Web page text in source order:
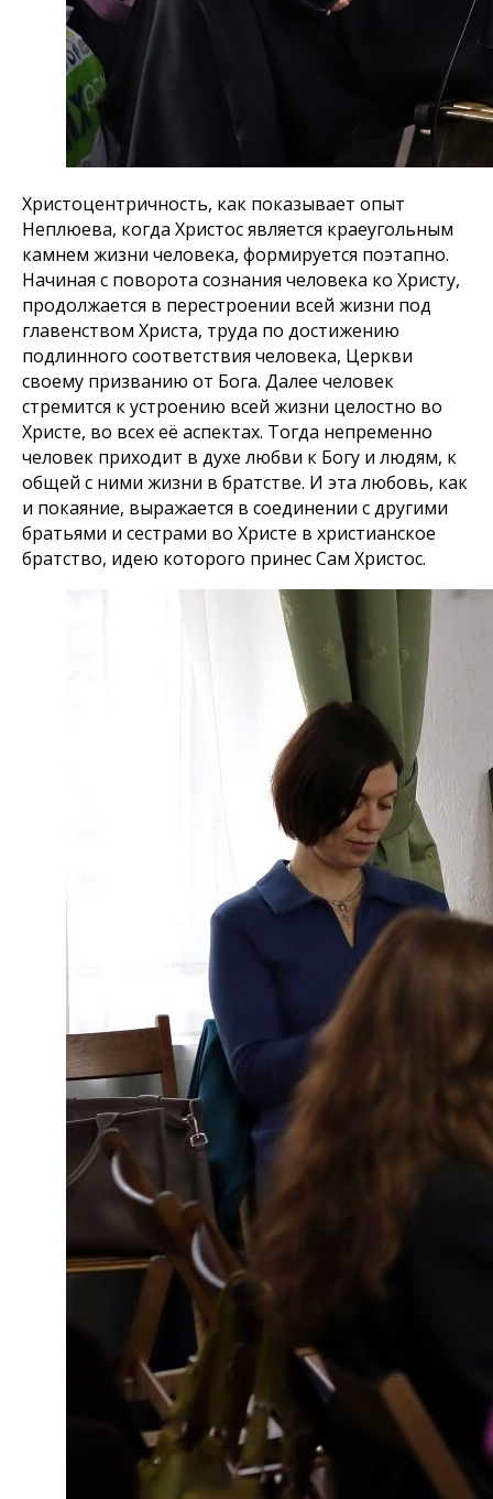
Христоцентричность, как показывает опыт
Неплюева, когда Христос является краеугольным
камнем жизни человека, формируется поэтапно.
Начиная с поворота сознания человека ко Христу,
продолжается в перестроении всей жизни под
главенством Христа, труда по достижению
подлинного соответствия человека, Церкви
своему призванию от Бога. Далее человек
стремится к устроению всей жизни целостно во
Христе, во всех её аспектах. Тогда непременно
человек приходит в духе любви к Богу и людям, к
общей с ними жизни в братстве. И эта любовь, как
и покаяние, выражается в соединении с другими
братьями и сестрами во Христе в христианское
братство, идею которого принес Сам Христос.